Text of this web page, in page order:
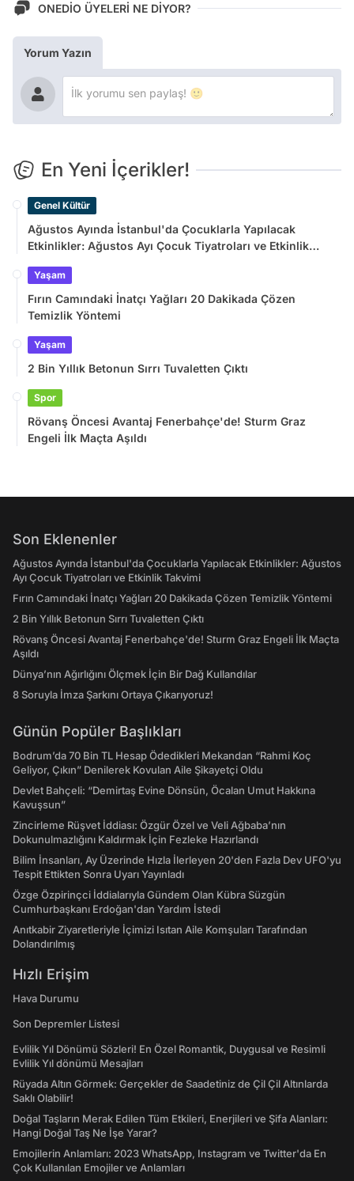
ONEDİO ÜYELERİ NE DİYOR?
Yorum Yazın
En Yeni İçerikler!
Genel Kültür
Ağustos Ayında İstanbul'da Çocuklarla Yapılacak
Etkinlikler: Ağustos Ayı Çocuk Tiyatroları ve Etkinlik
Yaşam
Fırın Camındaki İnatçı Yağları 20 Dakikada Çözen
Temizlik Yöntemi
Yaşam
2 Bin Yıllık Betonun Sırrı Tuvaletten Çıktı
Spor
Rövanş Öncesi Avantaj Fenerbahçe'de! Sturm Graz
Engeli İlk Maçta Aşıldı
Son Eklenenler
Ağustos Ayında İstanbul'da Çocuklarla Yapılacak Etkinlikler: Ağustos
Ayı Çocuk Tiyatroları ve Etkinlik Takvimi
Fırın Camındaki İnatçı Yağları 20 Dakikada Çözen Temizlik Yöntemi
2 Bin Yıllık Betonun Sırrı Tuvaletten Çıktı
Rövanş Öncesi Avantaj Fenerbahçe'de! Sturm Graz Engeli İlk Maçta
Aşıldı
Dünya’nın Ağırlığını Ölçmek İçin Bir Dağ Kullandılar
8 Soruyla İmza Şarkını Ortaya Çıkarıyoruz!
Günün Popüler Başlıkları
Bodrum’da 70 Bin TL Hesap Ödedikleri Mekandan “Rahmi Koç
Geliyor, Çıkın” Denilerek Kovulan Aile Şikayetçi Oldu
Devlet Bahçeli: “Demirtaş Evine Dönsün, Öcalan Umut Hakkına
Kavuşsun”
Zincirleme Rüşvet İddiası: Özgür Özel ve Veli Ağbaba’nın
Dokunulmazlığını Kaldırmak İçin Fezleke Hazırlandı
Bilim İnsanları, Ay Üzerinde Hızla İlerleyen 20'den Fazla Dev UFO'yu
Tespit Ettikten Sonra Uyarı Yayınladı
Özge Özpirinçci İddialarıyla Gündem Olan Kübra Süzgün
Cumhurbaşkanı Erdoğan'dan Yardım İstedi
Anıtkabir Ziyaretleriyle İçimizi Isıtan Aile Komşuları Tarafından
Dolandırılmış
Hızlı Erişim
Hava Durumu
Son Depremler Listesi
Evlilik Yıl Dönümü Sözleri! En Özel Romantik, Duygusal ve Resimli
Evlilik Yıl dönümü Mesajları
Rüyada Altın Görmek: Gerçekler de Saadetiniz de Çil Çil Altınlarda
Saklı Olabilir!
Doğal Taşların Merak Edilen Tüm Etkileri, Enerjileri ve Şifa Alanları:
Hangi Doğal Taş Ne İşe Yarar?
Emojilerin Anlamları: 2023 WhatsApp, Instagram ve Twitter'da En
Çok Kullanılan Emojiler ve Anlamları